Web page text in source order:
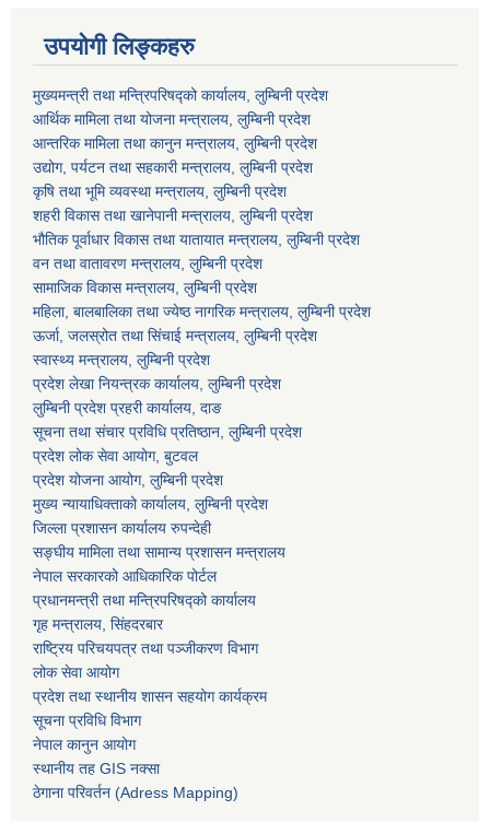
उपयोगी लिङ्कहरु
मुख्यमन्त्री तथा मन्त्रिपरिषद्को कार्यालय, लुम्बिनी प्रदेश
आर्थिक मामिला तथा योजना मन्त्रालय, लुम्बिनी प्रदेश
आन्तरिक मामिला तथा कानुन मन्त्रालय, लुम्बिनी प्रदेश
उद्योग, पर्यटन तथा सहकारी मन्त्रालय, लुम्बिनी प्रदेश
कृषि तथा भूमि व्यवस्था मन्त्रालय, लुम्बिनी प्रदेश
शहरी विकास तथा खानेपानी मन्त्रालय, लुम्बिनी प्रदेश
भौतिक पूर्वाधार विकास तथा यातायात मन्त्रालय, लुम्बिनी प्रदेश
वन तथा वातावरण मन्त्रालय, लुम्बिनी प्रदेश
सामाजिक विकास मन्त्रालय, लुम्बिनी प्रदेश
महिला, बालबालिका तथा ज्येष्ठ नागरिक मन्त्रालय, लुम्बिनी प्रदेश
ऊर्जा, जलस्रोत तथा सिंचाई मन्त्रालय, लुम्बिनी प्रदेश
स्वास्थ्य मन्त्रालय, लुम्बिनी प्रदेश
प्रदेश लेखा नियन्त्रक कार्यालय, लुम्बिनी प्रदेश
लुम्बिनी प्रदेश प्रहरी कार्यालय, दाङ
सूचना तथा संचार प्रविधि प्रतिष्ठान, लुम्बिनी प्रदेश
प्रदेश लोक सेवा आयोग, बुटवल
प्रदेश योजना आयोग, लुम्बिनी प्रदेश
मुख्य न्यायाधिक्ताको कार्यालय, लुम्बिनी प्रदेश
जिल्ला प्रशासन कार्यालय रुपन्देही
सङ्घीय मामिला तथा सामान्य प्रशासन मन्त्रालय
नेपाल सरकारको आधिकारिक पोर्टल
प्रधानमन्त्री तथा मन्त्रिपरिषद्को कार्यालय
गृह मन्त्रालय, सिंहदरबार
राष्ट्रिय परिचयपत्र तथा पञ्जीकरण विभाग
लोक सेवा आयोग
प्रदेश तथा स्थानीय शासन सहयोग कार्यक्रम
सूचना प्रविधि विभाग
नेपाल कानुन आयोग
स्थानीय तह GIS नक्सा
ठेगाना परिवर्तन (Adress Mapping)